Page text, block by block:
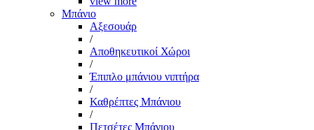
Μπάνιο
Αξεσουάρ
/
Αποθηκευτικοί Χώροι
/
Έπιπλο μπάνιου νιπτήρα
/
Καθρέπτες Μπάνιου
/
Πετσέτες Μπάνιου